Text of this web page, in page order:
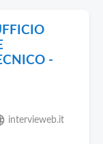
-
intervieweb.it